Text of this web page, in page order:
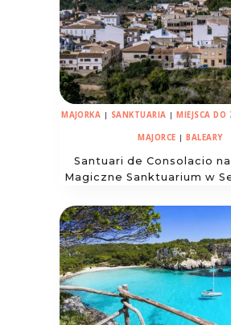
MAJORKA | SANKTUARIA |MIEJSCA
MAJORCE |BALEARY
Santuari de Consolacio
Magiczne Sanktuarium w